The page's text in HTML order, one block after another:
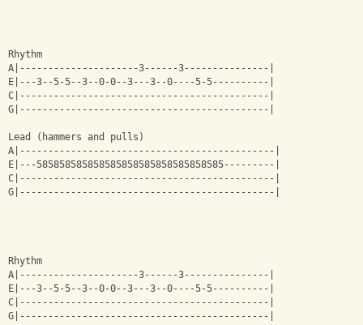
Rhythm
A|---------------------3------3---------------|
E|---3--5-5--3--0-0--3---3--0----5-5----------|
C|--------------------------------------------|
G|--------------------------------------------|
Lead (hammers and pulls)
A|---------------------------------------------|
E|---585858585858585858585858585858585---------|
C|---------------------------------------------|
G|---------------------------------------------|
Rhythm
A|---------------------3------3---------------|
E|---3--5-5--3--0-0--3---3--0----5-5----------|
C|--------------------------------------------|
G|--------------------------------------------|